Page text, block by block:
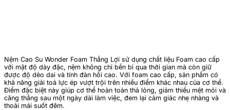
Nệm Cao Su Wonder Foam Thắng Lợi sử dụng chất liệu Foam cao cấp
với mật độ dày đặc, nệm không chỉ bền bỉ qua thời gian mà còn giữ
được độ dẻo dai và tính đàn hồi cao. Với foam cao cấp, sản phẩm có
khả năng giải toả lực ép vượt trội trên nhiều điểm khác nhau của cơ thể.
Điểm đặc biệt này giúp cơ thể hoàn toàn thả lỏng, giảm thiểu mệt mỏi và
căng thẳng sau một ngày dài làm việc, đem lại cảm giác nhẹ nhàng và
thoải mái suốt đêm.